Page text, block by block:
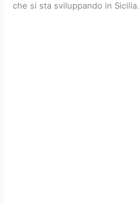
che si sta sviluppando in Sicilia.